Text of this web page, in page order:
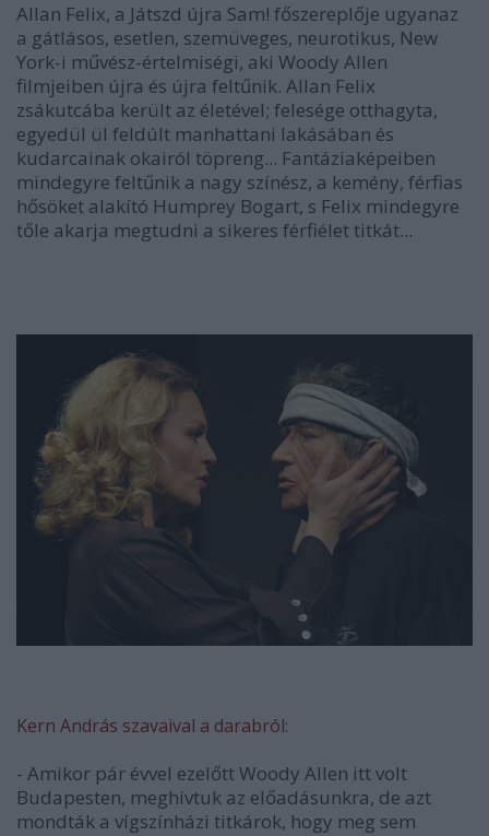
Allan Felix, a Játszd újra Sam! főszereplője ugyanaz
a gátlásos, esetlen, szemüveges, neurotikus, New
York-i művész-értelmiségi, aki Woody Allen
filmjeiben újra és újra feltűnik. Allan Felix
zsákutcába került az életével; felesége otthagyta,
egyedül ül feldúlt manhattani lakásában és
kudarcainak okairól töpreng... Fantáziaképeiben
mindegyre feltűnik a nagy színész, a kemény, férfias
hősöket alakító Humprey Bogart, s Felix mindegyre
tőle akarja megtudni a sikeres férfiélet titkát...
Kern András szavaival a darabról:
- Amikor pár évvel ezelőtt Woody Allen itt volt
Budapesten, meghívtuk az előadásunkra, de azt
mondták a vígszínházi titkárok, hogy meg sem